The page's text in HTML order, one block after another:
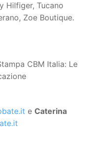
Hilfiger, Tucano
Zoe Boutique.
CBM Italia: Le
e Caterina